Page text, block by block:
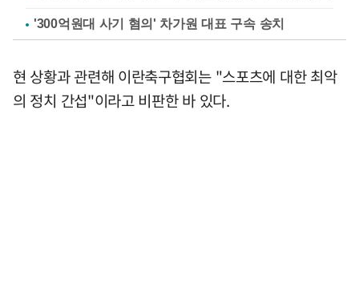
'300억원대 사기 혐의' 차가원 대표 구속 송치
현 상황과 관련해 이란축구협회는 "스포츠에 대한 최악
의 정치 간섭"이라고 비판한 바 있다.